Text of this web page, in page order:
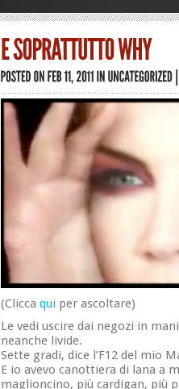
(Clicca quiper ascoltare)
Le vedi uscire dai negozi in
neanche livide.
Sette gradi, dice l’F12 del mio
E io avevo canottiera di lana a
maglioncino, più cardigan, più